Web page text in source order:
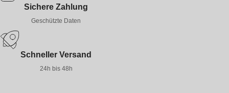
Sichere Zahlung
Geschützte Daten
Schneller Versand
24h bis 48h